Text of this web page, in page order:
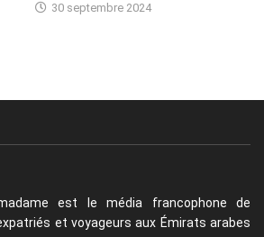
30 septembre 2024
est le média francophone de
et voyageurs aux Émirats arabes